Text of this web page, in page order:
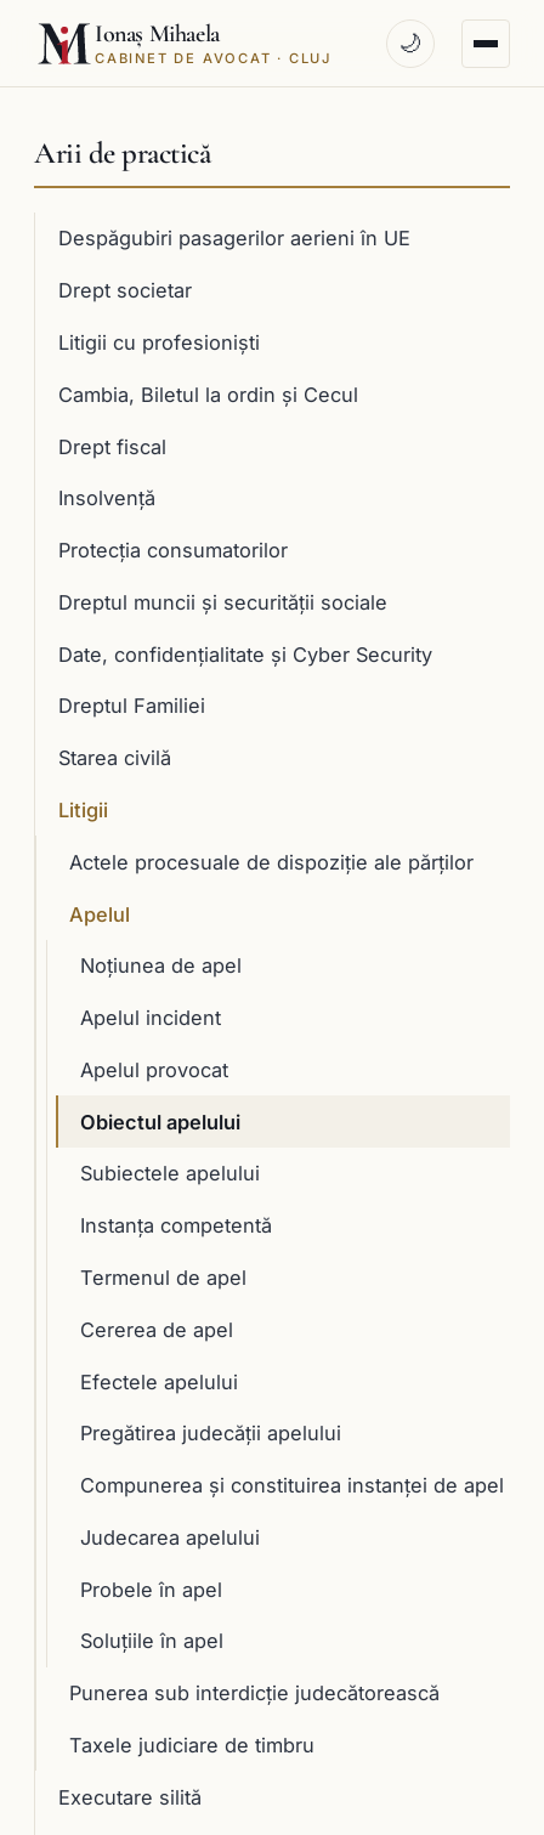
Ionaș Mihaela
CABINET DE AVOCAT · CLUJ
🌙
Arii de practică
Despăgubiri pasagerilor aerieni în UE
Drept societar
Litigii cu profesioniști
Cambia, Biletul la ordin și Cecul
Drept fiscal
Insolvență
Protecția consumatorilor
Dreptul muncii și securității sociale
Date, confidențialitate și Cyber Security
Dreptul Familiei
Starea civilă
Litigii
Actele procesuale de dispoziţie ale părţilor
Apelul
Noțiunea de apel
Apelul incident
Apelul provocat
Obiectul apelului
Subiectele apelului
Instanţa competentă
Termenul de apel
Cererea de apel
Efectele apelului
Pregătirea judecăţii apelului
Compunerea şi constituirea instanţei de apel
Judecarea apelului
Probele în apel
Soluţiile în apel
Punerea sub interdicţie judecătorească
Taxele judiciare de timbru
Executare silită